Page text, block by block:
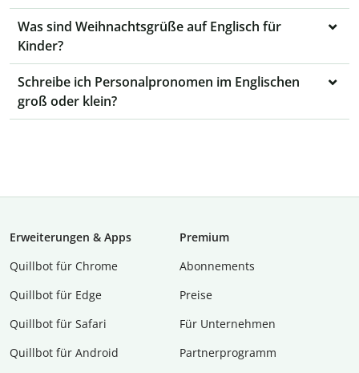
Was sind Weihnachtsgrüße auf Englisch für
Kinder?
Schreibe ich Personalpronomen im Englischen
groß oder klein?
Erweiterungen & Apps
Quillbot für Chrome
Quillbot für Edge
Quillbot für Safari
Quillbot für Android
Premium
Abon­ne­ments
Preise
Für Unternehmen
Partnerprogramm